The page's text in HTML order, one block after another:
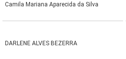
Camila Mariana Aparecida da Silva
DARLENE ALVES BEZERRA